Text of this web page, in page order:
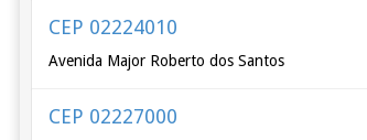
CEP 02224010
Avenida Major Roberto dos Santos
CEP 02227000